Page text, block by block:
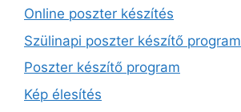
Online poszter készítés
Szülinapi poszter készítő program
Poszter készítő program
Kép élesítés